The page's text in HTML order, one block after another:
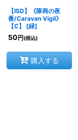
【ISD】《隊商の夜
番/Caravan Vigil》
【C】
[緑]
50 円 (税込)
購入する